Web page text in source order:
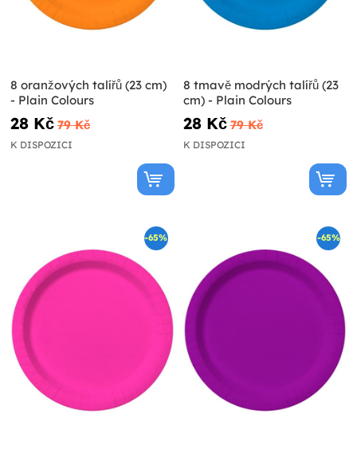
8 oranžových talířů (23 cm)
- Plain Colours
28 Kč 79 Kč
K DISPOZICI
8 tmavě modrých talířů (23
cm) - Plain Colours
28 Kč 79 Kč
K DISPOZICI
-65% -65%